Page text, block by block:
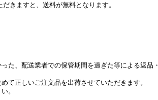
きますと、送料が無料となります。
た、配送業者での保管期間を過ぎた等による返品・
て正しいご注文品を出荷させていただきます。
。